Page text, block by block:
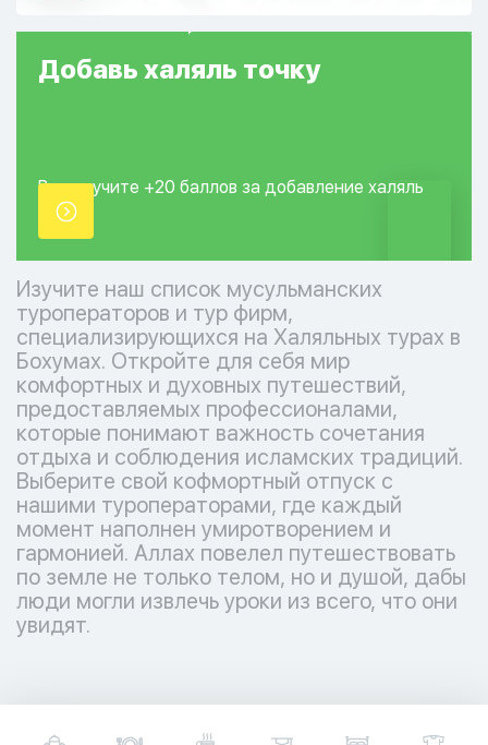
Добавь халяль точку
Вы получите +20 баллов за добавление халяль
точки.
Изучите наш список мусульманских
туроператоров и тур фирм,
специализирующихся на Халяльных турах в
Бохумах. Откройте для себя мир
комфортных и духовных путешествий,
предоставляемых профессионалами,
которые понимают важность сочетания
отдыха и соблюдения исламских традиций.
Выберите свой кофмортный отпуск с
нашими туроператорами, где каждый
момент наполнен умиротворением и
гармонией. Аллах повелел путешествовать
по земле не только телом, но и душой, дабы
люди могли извлечь уроки из всего, что они
увидят.